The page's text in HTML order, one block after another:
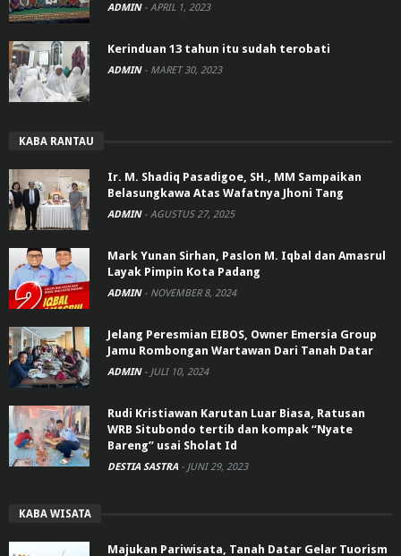
ADMIN - APRIL 1, 2023
Kerinduan 13 tahun itu sudah terobati
ADMIN - MARET 30, 2023
KABA RANTAU
Ir. M. Shadiq Pasadigoe, SH., MM Sampaikan
Belasungkawa Atas Wafatnya Jhoni Tang
ADMIN - AGUSTUS 27, 2025
Mark Yunan Sirhan, Paslon M. Iqbal dan Amasrul
Layak Pimpin Kota Padang
ADMIN - NOVEMBER 8, 2024
Jelang Peresmian EIBOS, Owner Emersia Group
Jamu Rombongan Wartawan Dari Tanah Datar
ADMIN - JULI 10, 2024
Rudi Kristiawan Karutan Luar Biasa, Ratusan
WRB Situbondo tertib dan kompak “Nyate
Bareng” usai Sholat Id
DESTIA SASTRA - JUNI 29, 2023
KABA WISATA
Majukan Pariwisata, Tanah Datar Gelar Tuorism